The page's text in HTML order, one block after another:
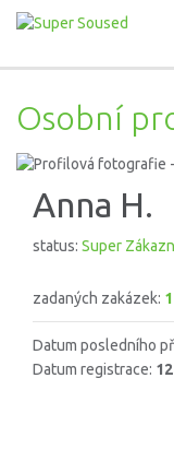
Osobní
Anna H.
status: Super
zadaných zakázek: 1
Datum posledního
Datum registrace: